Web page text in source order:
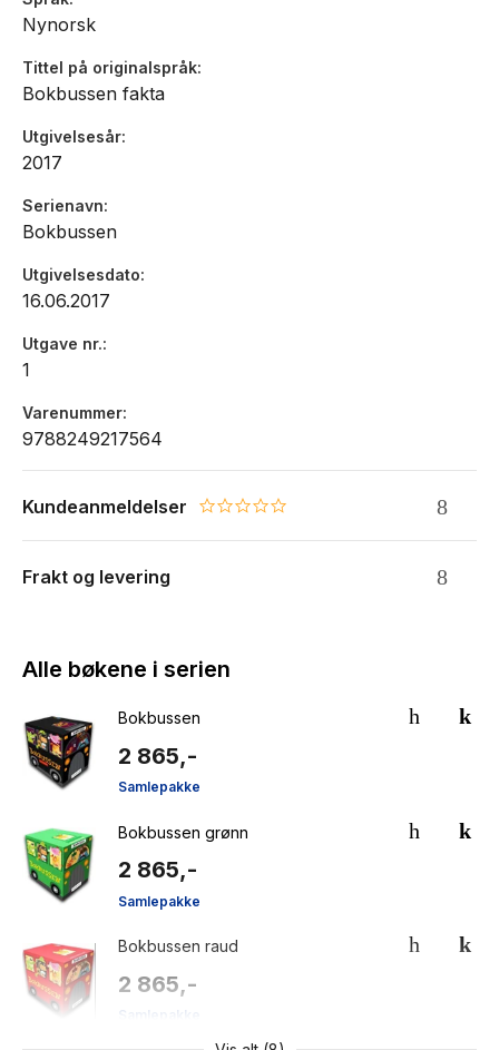
Nynorsk
Tittel på originalspråk
Bokbussen fakta
Utgivelsesår
2017
Serienavn
Bokbussen
Utgivelsesdato
16.06.2017
Utgave nr.
1
Varenummer
9788249217564
Kundeanmeldelser 0.0 star rating
Frakt og levering
Alle bøkene i serien
Bokbussen
2 865,-
Samlepakke
Bokbussen grønn
2 865,-
Samlepakke
Bokbussen raud
2 865,-
Samlepakke